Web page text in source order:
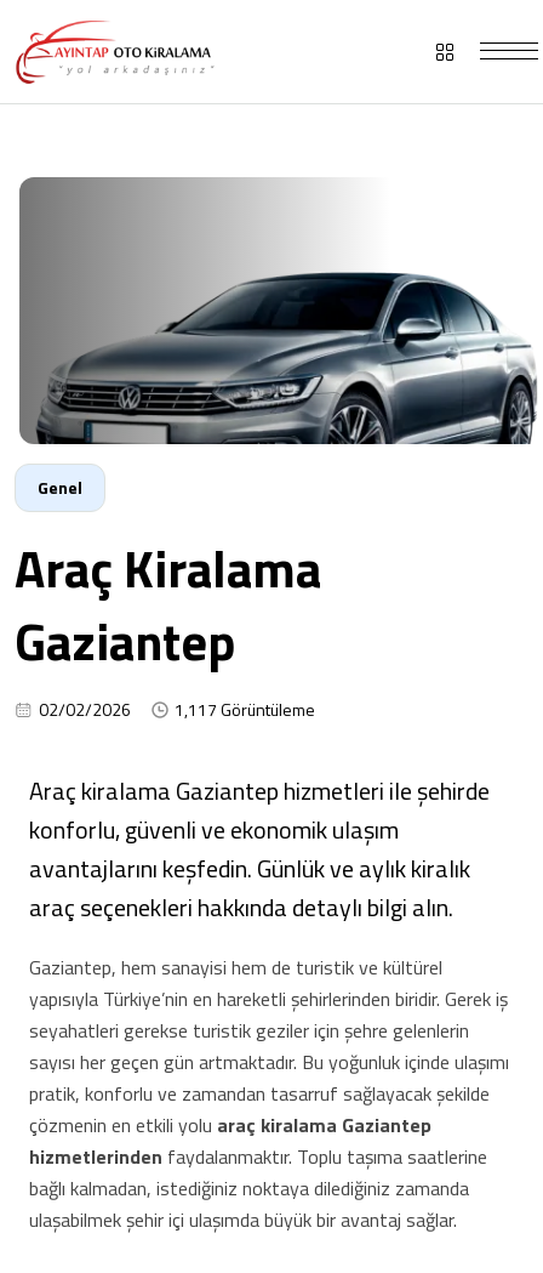
Genel
Araç Kiralama
Gaziantep
02/02/2026 1,117 Görüntüleme
Araç kiralama Gaziantep hizmetleri ile şehirde
konforlu, güvenli ve ekonomik ulaşım
avantajlarını keşfedin. Günlük ve aylık kiralık
araç seçenekleri hakkında detaylı bilgi alın.
Gaziantep, hem sanayisi hem de turistik ve kültürel
yapısıyla Türkiye’nin en hareketli şehirlerinden biridir. Gerek iş
seyahatleri gerekse turistik geziler için şehre gelenlerin
sayısı her geçen gün artmaktadır. Bu yoğunluk içinde ulaşımı
pratik, konforlu ve zamandan tasarruf sağlayacak şekilde
çözmenin en etkili yolu araç kiralama Gaziantep
hizmetlerinden faydalanmaktır. Toplu taşıma saatlerine
bağlı kalmadan, istediğiniz noktaya dilediğiniz zamanda
ulaşabilmek şehir içi ulaşımda büyük bir avantaj sağlar.